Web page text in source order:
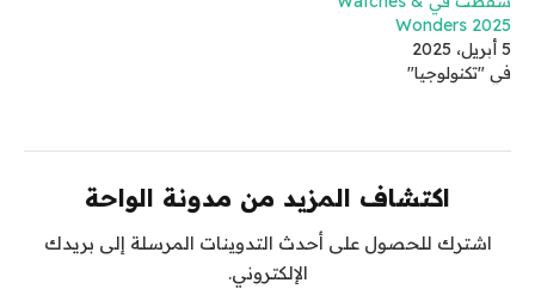
Wonders 2025
5 أبريل، 2025
في "تكنولوجيا"
اكتشاف المزيد من مدونة الواحة
اشترك للحصول على أحدث التدوينات المرسلة إلى بريدك
الإلكتروني.